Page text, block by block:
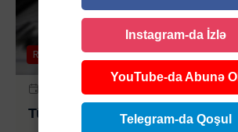
Region
Türkiyədə güclü zəlzələ oldu
Instagram-da İzlə
YouTube-da Abunə Ol
Telegram-da Qoşul